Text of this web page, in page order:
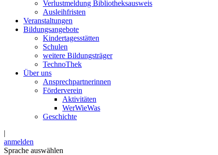
Verlustmeldung Bibliotheksausweis
Ausleihfristen
Veranstaltungen
Bildungsangebote
Kindertagesstätten
Schulen
weitere Bildungsträger
TechnoThek
Über uns
Ansprechpartnerinnen
Förderverein
Aktivitäten
WerWieWas
Geschichte
|
anmelden
Sprache auswählen